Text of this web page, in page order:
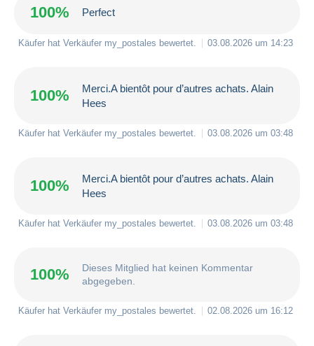
100% Perfect
Käufer hat Verkäufer my_postales bewertet. 03.08.2026 um 14:23
100%
Merci.A bientôt pour d’autres achats. Alain
Hees
Käufer hat Verkäufer my_postales bewertet. 03.08.2026 um 03:48
100%
Merci.A bientôt pour d’autres achats. Alain
Hees
Käufer hat Verkäufer my_postales bewertet. 03.08.2026 um 03:48
100%
Dieses Mitglied hat keinen Kommentar
abgegeben.
Käufer hat Verkäufer my_postales bewertet. 02.08.2026 um 16:12